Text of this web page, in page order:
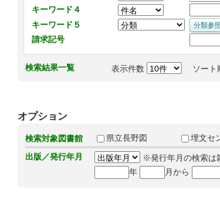
キーワード４
キーワード５
請求記号
検索結果一覧 表示件数 ソート
オプション
検索対象図書館 県立長野図 埋文セ
出版／発行年月
※発行年月の検索は
年
月から